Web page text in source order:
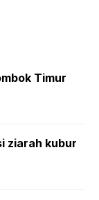
Timur
ziarah kubur